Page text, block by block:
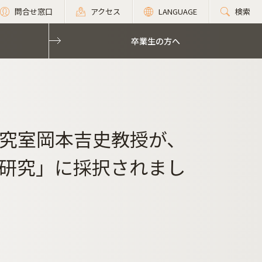
問合せ窓口 アクセス LANGUAGE 検索
卒業生の方へ
岡本吉史教授が、
究」に採択されまし